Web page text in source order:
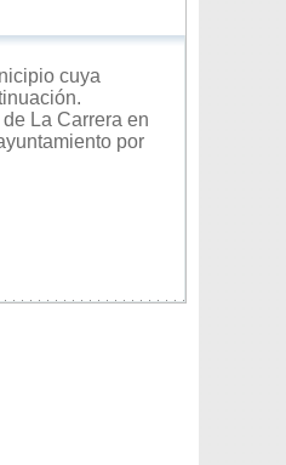
cuya
La Carrera en
por